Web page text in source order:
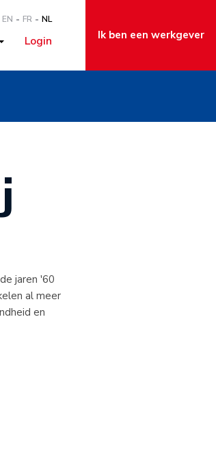
EN FR NL
Login Ik ben een werkgever
jaren '60
al meer
en